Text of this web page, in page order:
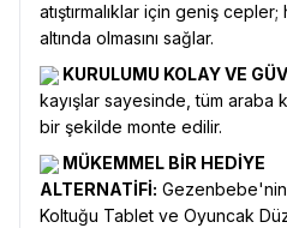
atıştırmalıklar için geniş
altında olmasını sağlar.
KURULUMU KOLAY VE
kayışlar sayesinde, tüm araba
bir şekilde monte edilir.
MÜKEMMEL BİR HEDİYE
ALTERNATİFİ:
Koltuğu Tablet ve Oyuncak